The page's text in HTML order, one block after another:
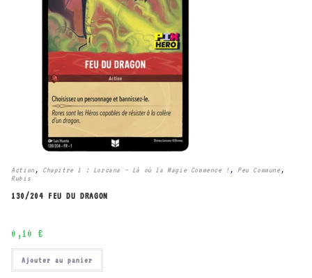
Action , Chapitre 1 : Lorcana – Là où la Magie Commence ! , Peu Commune ,
Rubis
130/204 FEU DU DRAGON
0,10 €
Ajouter au panier